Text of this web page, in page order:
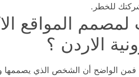
للخطر.
المواقع
الاردن ؟
، فمن الواضح أن الشخص الذي يصممها